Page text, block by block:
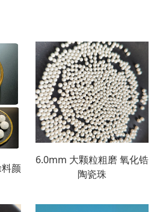
颜
6.0mm 大颗粒粗磨 氧化锆
陶瓷珠